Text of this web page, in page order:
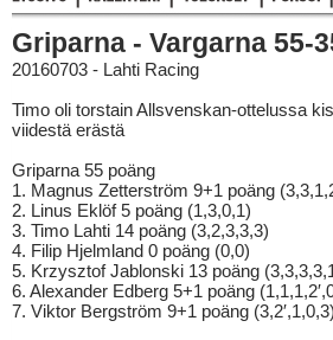
Griparna - Vargarna 55-
20160703 - Lahti Racing
Timo oli torstain Allsvenskan-ottelussa
viidestä erästä
Griparna 55 poäng
1. Magnus Zetterström 9+1 poäng
2. Linus Eklöf 5 poäng (1,3,0,1)
3. Timo Lahti 14 poäng (3,2,3,3,3)
4. Filip Hjelmland 0 poäng (0,0)
5. Krzysztof Jablonski 13 poäng
6. Alexander Edberg 5+1 poäng
7. Viktor Bergström 9+1 poäng (3,2′,1,0,3)